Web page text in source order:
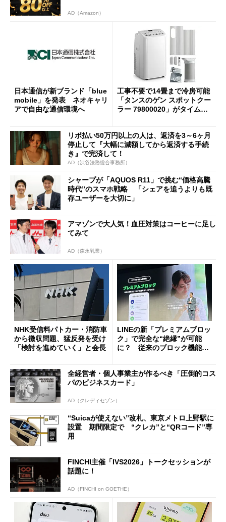
AD（Amazon）
日本通信が新ブランド「blue
mobile」を発表 ネオキャリ
アで自由な通信環境へ
工事不要で14畳まで冷房可能
「タンスのゲン スポットクー
ラー 79800020」がタイムセ
リボ払い50万円以上の人は、返済を3～6ヶ月
停止して『大幅に減額してから返済する手続
き』で完済して！
AD（渋谷法務総合事務所）
シャープが「AQUOS R11」で挑む“価格高騰
時代”のスマホ戦略 「シェアを追うよりも既
存ユーザーを大切に」
アマゾンで大人気！血圧対策はコーヒーに足し
てみて
AD（森永乳業）
NHK受信料パトカー・消防車
から徴収問題、猛反発を受け
「検討を進めていく」と会長
LINEの新「プレミアムブロッ
ク」で完全な“絶縁”が可能
に？ 従来のブロック機能と
全経営者・個人事業主が作るべき「圧倒的コス
パのビジネスカード」
AD（クレディセゾン）
“Suicaが使えない”改札、東京メトロ上野駅に
設置 期間限定で “クレカ”と“QRコード”専
用
FINCHI主催「IVS2026」トークセッションが
話題に！
AD（FINCHI on GOETHE）